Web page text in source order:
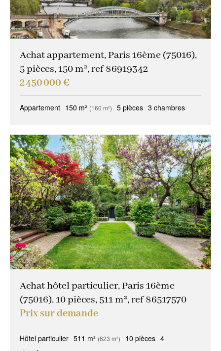
Achat appartement, Paris 16ème (75016),
5 pièces, 150 m², ref 86919342
2 450 000 €
Appartement 150 m² (160 m²) 5 pièces 3 chambres
Achat hôtel particulier, Paris 16ème
(75016), 10 pièces, 511 m², ref 86517570
Prix sur demande
Hôtel particulier 511 m² (623 m²) 10 pièces 4